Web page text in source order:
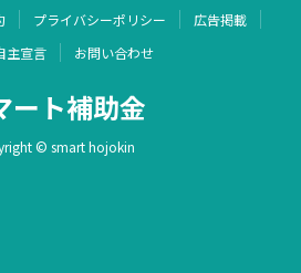
プライバシーポリシー
広告掲載
主宣言
お問い合わせ
ート補助金
© smart hojokin